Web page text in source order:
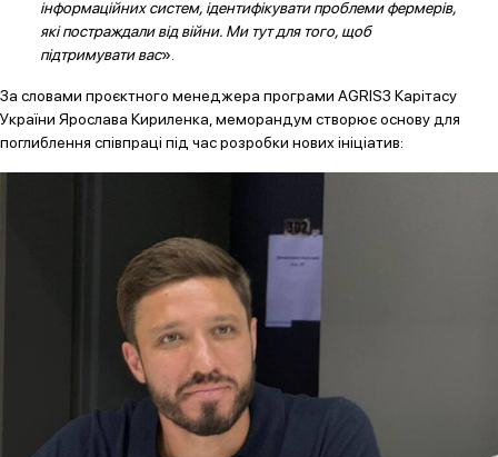
інформаційних систем, ідентифікувати проблеми фермерів,
які постраждали від війни. Ми тут для того, щоб
підтримувати вас».
За словами проєктного менеджера програми AGRIS3 Карітасу
України Ярослава Кириленка, меморандум створює основу для
поглиблення співпраці під час розробки нових ініціатив: